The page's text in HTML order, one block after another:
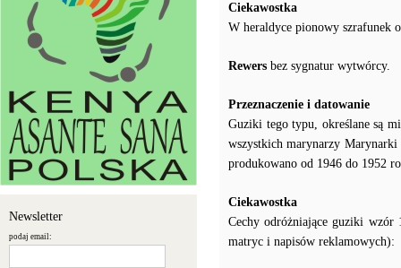
Newsletter
podaj email:
Ciekawostka
W heraldyce pionowy szrafunek
Rewers bez sygnatur wytwórcy.
Przeznaczenie i datowanie
Guziki tego typu, określane są
wszystkich marynarzy
produkowano od 1946 do 1952
Ciekawostka
Cechy odróżniające guziki
matryc i napisów reklamowych):